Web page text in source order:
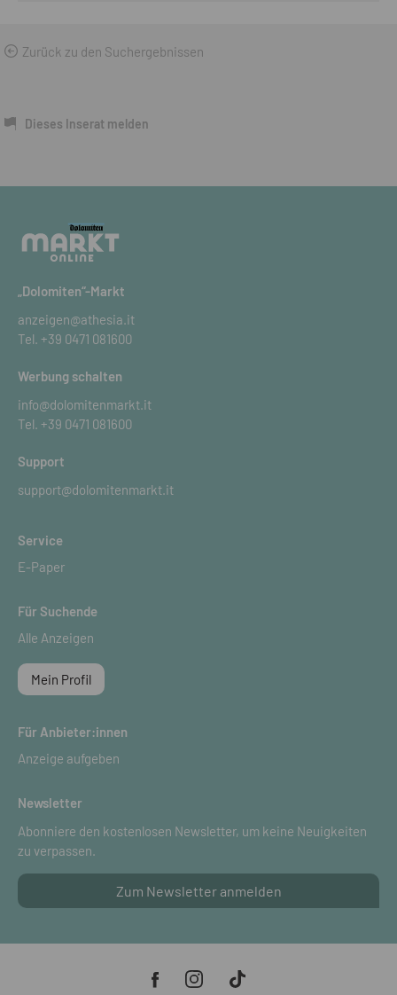
Zurück zu den Suchergebnissen
Dieses Inserat melden
„Dolomiten“-Markt
anzeigen@athesia.it
Tel. +39 0471 081600
Werbung schalten
info@dolomitenmarkt.it
Tel. +39 0471 081600
Support
support@dolomitenmarkt.it
Service
E-Paper
Für Suchende
Alle Anzeigen
Mein Profil
Für Anbieter:innen
Anzeige aufgeben
Newsletter
Abonniere den kostenlosen Newsletter, um keine Neuigkeiten
zu verpassen.
Zum Newsletter anmelden